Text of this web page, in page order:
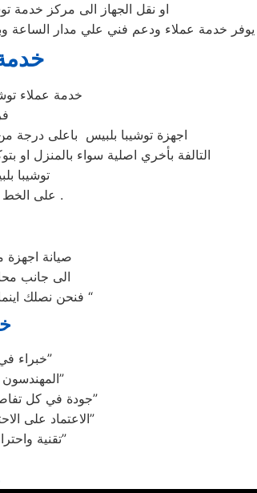
او نقل الجهاز الى مركز خدمة
خدمة عملاء
اجهزة توشيبا بلبيس باعلى درجة من
التالفة بأخري اصلية سواء بالمنزل او
توشيبا
على الخط الساخن لصيانه توشيبا بلبيس 01095999314 .
صيانة اجهزة
الى جانب
فنحن نصلك اينما كنت بفضل مهندسين مدربين و على كفاءة و خبرة “
“خبراء في الصيانة: خدمات لتوشيبا تضمن أفضل أداء”
“المهندسون المدربون: صيانة توشيبا بيد خبراء في الميدان”
“جودة في كل تفاصيل الصيانة: مهندسو توشيبا يوفرون الأمان والكفاءة”
“الاعتماد على الاحترافية: مهندسو صيانة توشيبا يحققون الثقة والراحة”
“تقنية واحترافية: خبراء الصيانة من توشيبا يوفرون الأفضل”